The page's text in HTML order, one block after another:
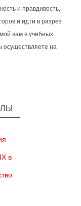
и правдивость,
и идти в разрез
вам в учебных
осуществляете на
в